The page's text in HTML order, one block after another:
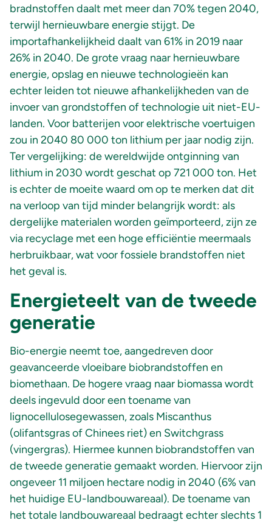
bradnstoffen daalt met meer dan 70% tegen 2040,
terwijl hernieuwbare energie stijgt. De
importafhankelijkheid daalt van 61% in 2019 naar
26% in 2040. De grote vraag naar hernieuwbare
energie, opslag en nieuwe technologieën kan
echter leiden tot nieuwe afhankelijkheden van de
invoer van grondstoffen of technologie uit niet-EU-
landen. Voor batterijen voor elektrische voertuigen
zou in 2040 80 000 ton lithium per jaar nodig zijn.
Ter vergelijking: de wereldwijde ontginning van
lithium in 2030 wordt geschat op 721 000 ton. Het
is echter de moeite waard om op te merken dat dit
na verloop van tijd minder belangrijk wordt: als
dergelijke materialen worden geïmporteerd, zijn ze
via recyclage met een hoge efficiëntie meermaals
herbruikbaar, wat voor fossiele brandstoffen niet
het geval is.
Energieteelt van de tweede
generatie
Bio-energie neemt toe, aangedreven door
geavanceerde vloeibare biobrandstoffen en
biomethaan. De hogere vraag naar biomassa wordt
deels ingevuld door een toename van
lignocellulosegewassen, zoals Miscanthus
(olifantsgras of Chinees riet) en Switchgrass
(vingergras). Hiermee kunnen biobrandstoffen van
de tweede generatie gemaakt worden. Hiervoor zijn
ongeveer 11 miljoen hectare nodig in 2040 (6% van
het huidige EU-landbouwareaal). De toename van
het totale landbouwareaal bedraagt echter slechts 1